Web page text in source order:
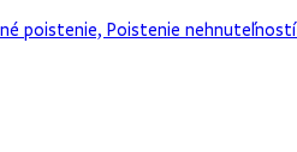
poistenie, Poistenie nehnuteľností